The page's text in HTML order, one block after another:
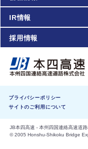
IR情報
採用情報
プライバシーポリシー
サイトのご利用について
JB本四高速 - 本州四国連絡高速道
© 2005 Honshu-Shikoku Bridge